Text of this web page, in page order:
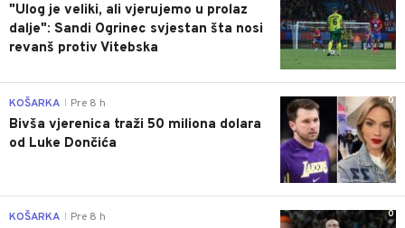
"Ulog je veliki, ali vjerujemo u prolaz
dalje": Sandi Ogrinec svjestan šta nosi
revanš protiv Vitebska
0
KOŠARKA Pre 8 h
Bivša vjerenica traži 50 miliona dolara
od Luke Dončića
0
KOŠARKA Pre 8 h